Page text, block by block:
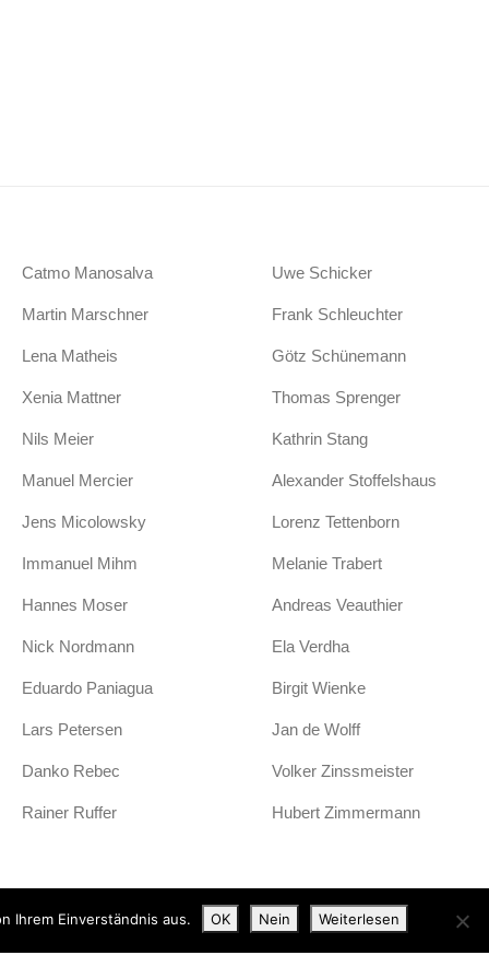
Catmo Manosalva
Martin Marschner
Lena Matheis
Xenia Mattner
Nils Meier
Manuel Mercier
Jens Micolowsky
Immanuel Mihm
Hannes Moser
Nick Nordmann
Eduardo Paniagua
Lars Petersen
Danko Rebec
Rainer Ruffer
Uwe Schicker
Frank Schleuchter
Götz Schünemann
Thomas Sprenger
Kathrin Stang
Alexander Stoffelshaus
Lorenz Tettenborn
Melanie Trabert
Andreas Veauthier
Ela Verdha
Birgit Wienke
Jan de Wolff
Volker Zinssmeister
Hubert Zimmermann
Ihrem Einverständnis aus. OK Nein Weiterlesen